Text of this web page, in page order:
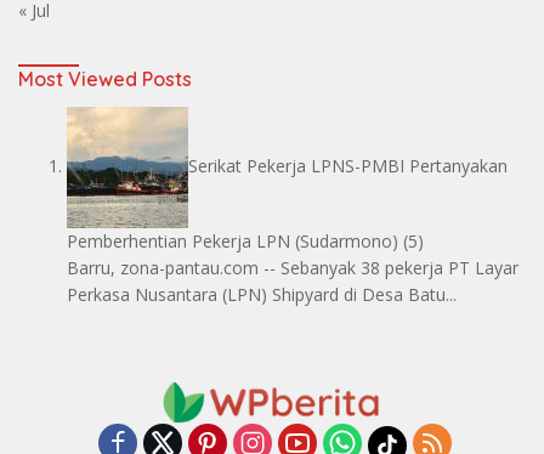
« Jul
Most Viewed Posts
Serikat Pekerja LPNS-PMBI Pertanyakan
Pemberhentian Pekerja LPN (Sudarmono) (5)
Barru, zona-pantau.com -- Sebanyak 38 pekerja PT Layar
Perkasa Nusantara (LPN) Shipyard di Desa Batu...